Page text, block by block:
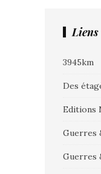
Liens
3945km
Des
Editions
Guerres
Guerres